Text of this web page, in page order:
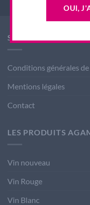
SHOP AGAMY
Conditions générales
Mentions légales
Contact
LES PRODUITS
Vin nouveau
Vin Rouge
Vin Blanc
OUI,